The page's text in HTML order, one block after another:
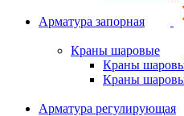
Арматура запорная
Краны шаровые
Краны
Краны
Арматура регулирующая